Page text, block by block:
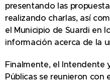
presentando las
realizando charlas, así
el Municipio de Suardi en
información acerca de la
Finalmente, el Intendente
Públicas se reunieron con